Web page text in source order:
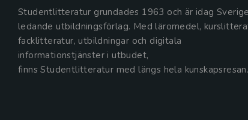
Studentlitteratur grundades 1963 och är idag
ledande utbildningsförlag. Med läromedel,
facklitteratur, utbildningar och digitala
informationstjänster i utbudet,
finns Studentlitteratur med längs hela kunskapsresan.